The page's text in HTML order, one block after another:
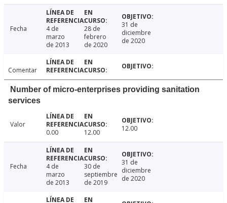
Fecha
4 de
marzo
de 2013
28 de
febrero
de 2020
31 de
diciembre
de 2020
Comentar
Number of micro-enterprises providing sanitation
services
Valor
0.00
12.00 12.00
Fecha
4 de
marzo
de 2013
30 de
septiembre
de 2019
31 de
diciembre
de 2020